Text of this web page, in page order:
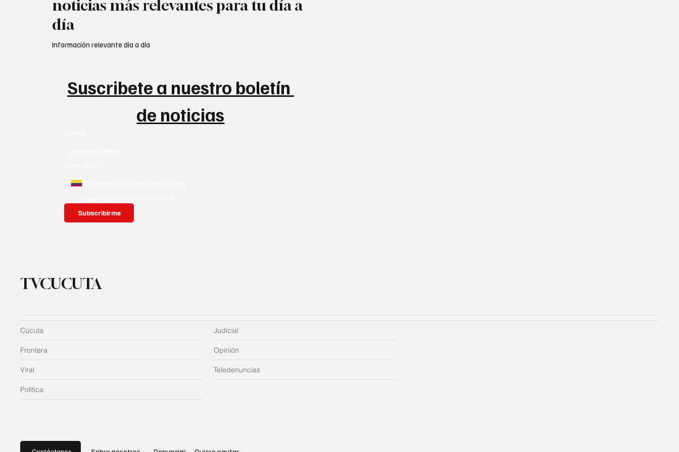
noticias más relevantes para tu día a
día
Suscribete a nuestro boletín
de noticias
Subscribirme
Información relevante día a día
TVCUCUTA
Judicial
Opinión
Teledenuncias
Cúcuta
Frontera
Viral
Política